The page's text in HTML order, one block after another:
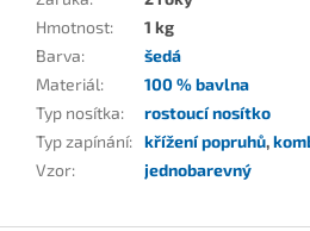
Hmotnost:
1 kg
Barva:
šedá
Materiál:
100 % bavlna
Typ nosítka:
rostoucí nosítko
Typ zapínání: křížení popruhů,
Vzor: jednobarevný